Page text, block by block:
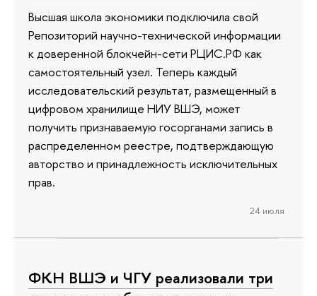
Высшая школа экономики подключила свой
Репозиторий научно-технической информации
к доверенной блокчейн-сети РЦИС.РФ как
самостоятельный узел. Теперь каждый
исследовательский результат, размещенный в
цифровом хранилище НИУ ВШЭ, может
получить признаваемую госорганами запись в
распределенном реестре, подтверждающую
авторство и принадлежность исключительных
прав.
24 июля
ФКН ВШЭ и ЧГУ реализовали три